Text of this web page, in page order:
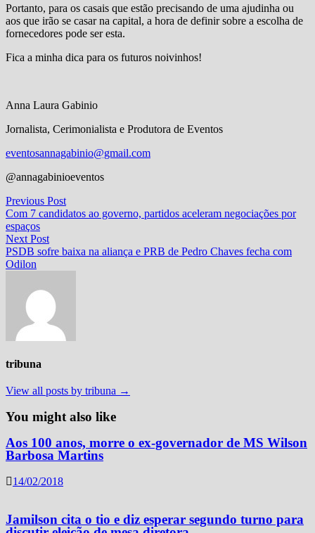
Portanto, para os casais que estão precisando de uma ajudinha ou
aos que irão se casar na capital, a hora de definir sobre a escolha de
fornecedores pode ser esta.
Fica a minha dica para os futuros noivinhos!
Anna Laura Gabinio
Jornalista, Cerimonialista e Produtora de Eventos
eventosannagabinio@gmail.com
@annagabinioeventos
Navegação
de
Post
Previous PostPrevious
post:
Com 7 candidatos ao governo, partidos aceleram negociações por
espaços
Next PostNext
post:
PSDB sofre baixa na aliança e PRB de Pedro Chaves fecha com
Odilon
tribuna
View all posts by tribuna →
You might also like
Aos 100 anos, morre o ex-governador de MS Wilson
Barbosa Martins
14/02/2018
Jamilson cita o tio e diz esperar segundo turno para